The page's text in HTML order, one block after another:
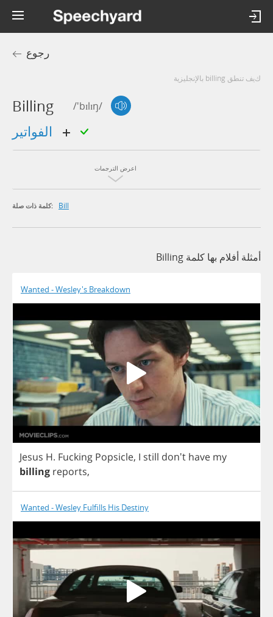
رجوع
كيف تنطق billing بالإنجليزية
Billing /'bɪlɪŋ/
اعرض الترجمات
كلمة ذات صلة: Bill
أمثلة أفلام بها كلمة Billing
Wanted - Wesley's Breakdown
Jesus H. Fucking Popsicle, I still don't have my
billing reports,
Wanted - Wesley Fulfills His Destiny